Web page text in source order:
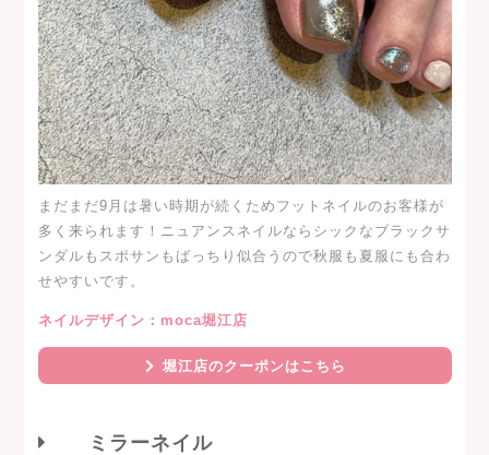
まだまだ9月は暑い時期が続くためフットネイルのお客様が
多く来られます！ニュアンスネイルならシックなブラックサ
ンダルもスポサンもばっちり似合うので秋服も夏服にも合わ
せやすいです。
ネイルデザイン：moca堀江店
堀江店のクーポンはこちら
ミラーネイル